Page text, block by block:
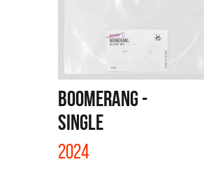
BOOMERANG -
SINGLE
2024